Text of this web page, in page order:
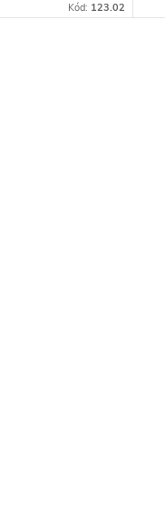
Kód: 123.02